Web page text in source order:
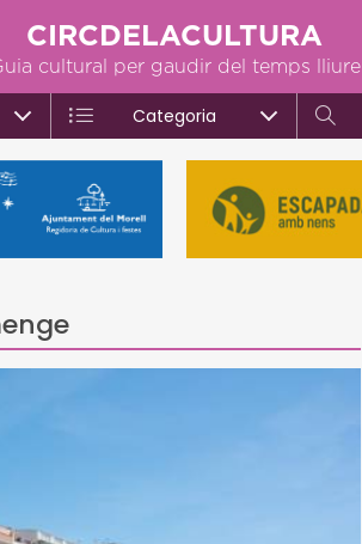
CIRCDELACULTURA
cultural per gaudir del temps lliure
Categoria